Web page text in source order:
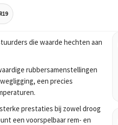
die waarde hechten aan
rubbersamenstellingen
een precies
prestaties bij zowel droog
een voorspelbaar rem- en